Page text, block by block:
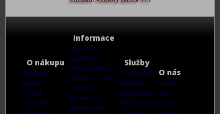
O nákupu
Doprava a
platba
Prodej na
Slovensko
Informace
Obchodní
podmínky
Reklamační řád
Vrácení nebo
výměna
Ke stažení
Zpracování
Služby
Ceník prací
Montáže
Diagnostika
Odkódování
O nás
Kontakt
Firma
Historie